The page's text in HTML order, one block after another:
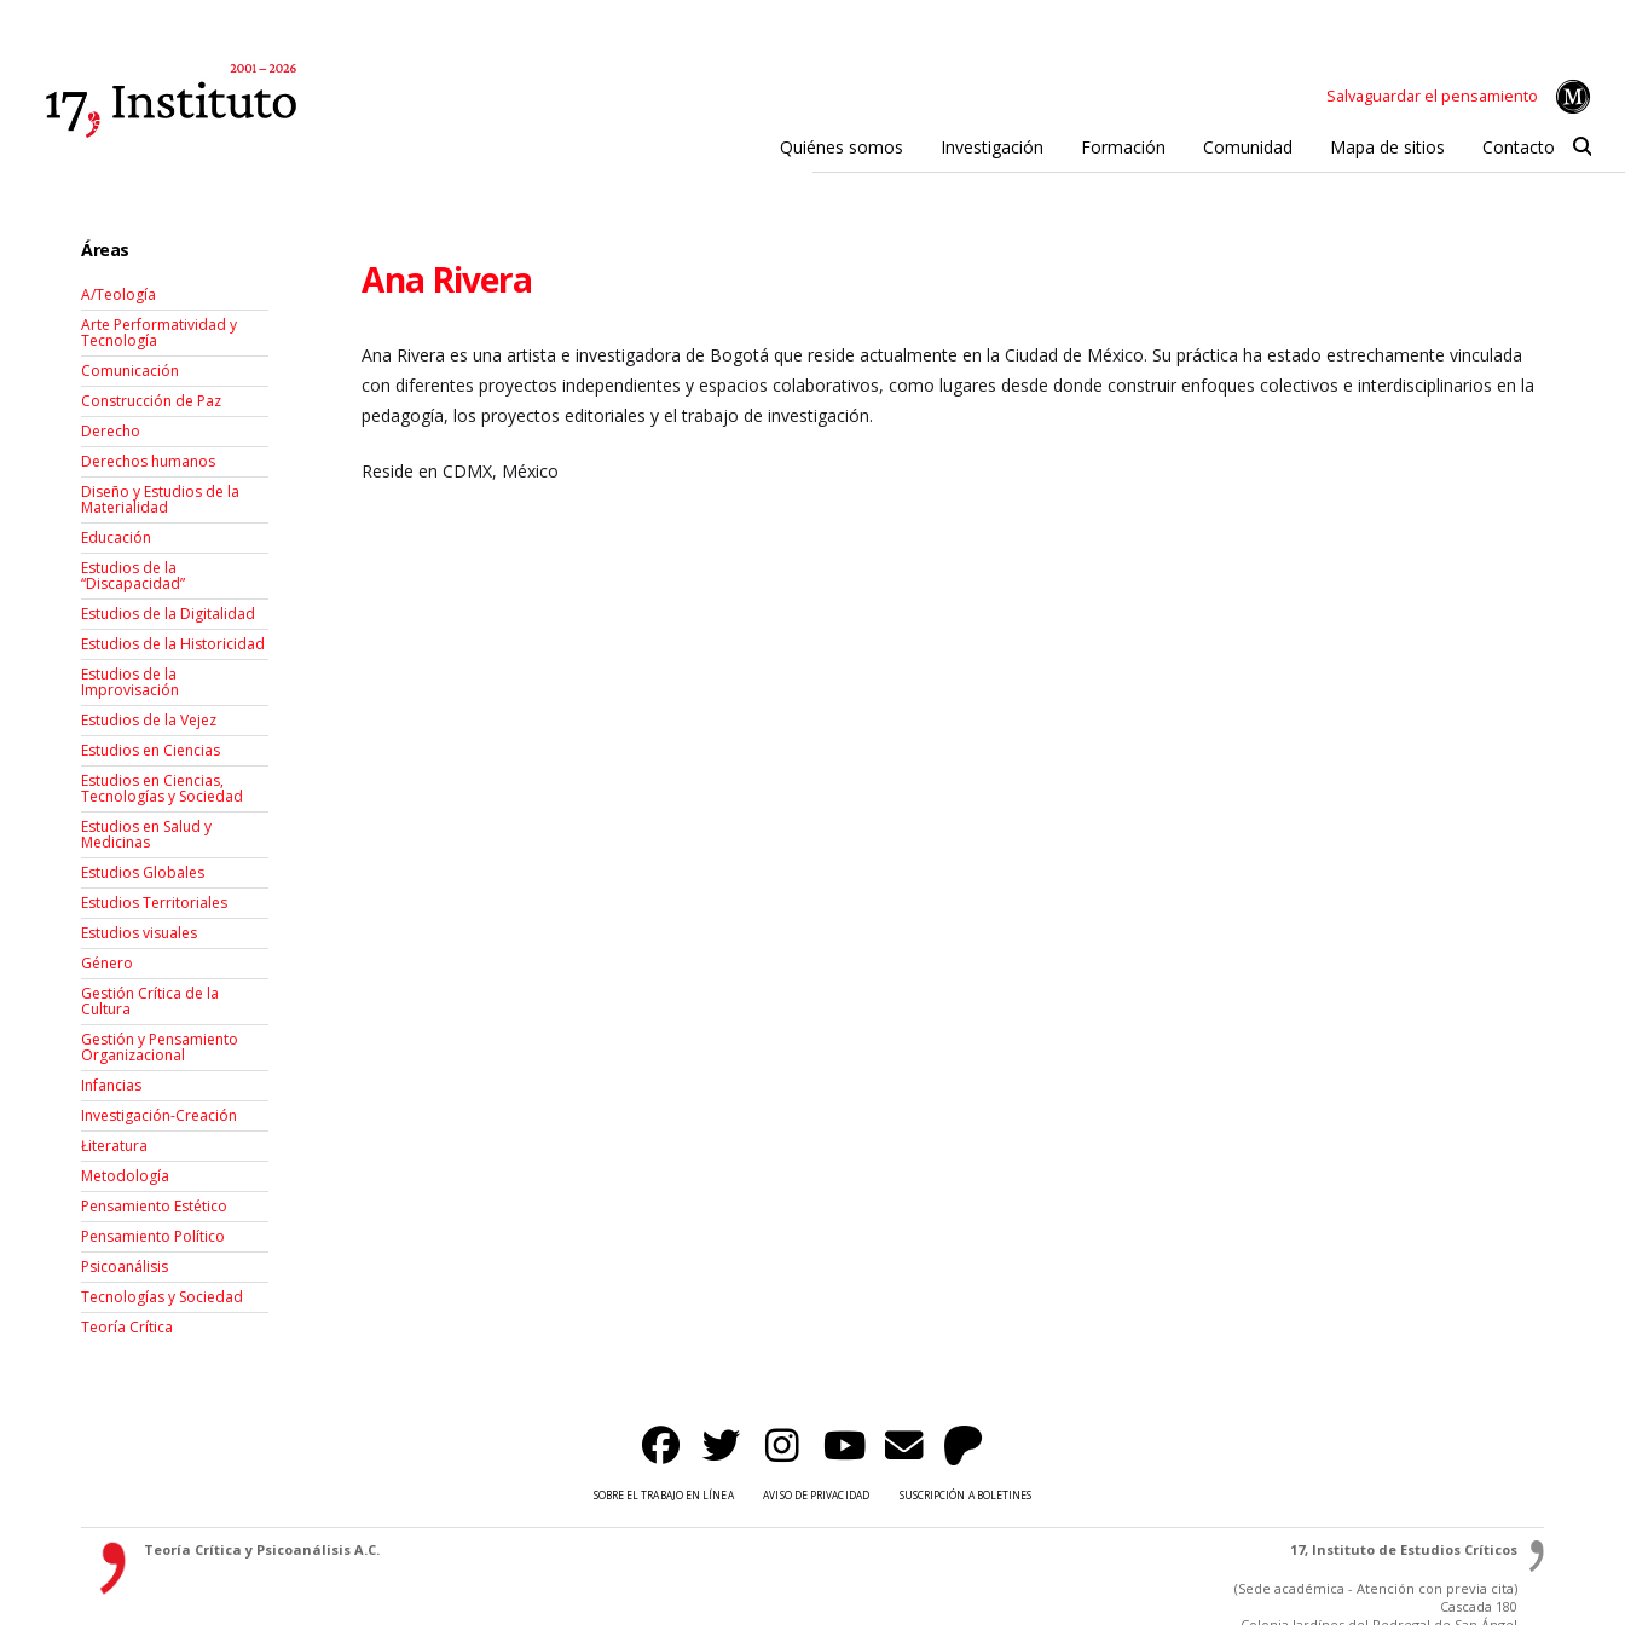
Salvaguardar el pensamiento
Quiénes somos Investigación Formación Comunidad Mapa de sitios Contacto
Ana Rivera
Ana Rivera es una artista e investigadora de Bogotá que reside actualmente en la Ciudad de México. Su práctica ha estado estrechamente vinculada
con diferentes proyectos independientes y espacios colaborativos, como lugares desde donde construir enfoques colectivos e interdisciplinarios en la
pedagogía, los proyectos editoriales y el trabajo de investigación.
Reside en CDMX, México
Áreas
A/Teología
Arte Performatividad y
Tecnología
Comunicación
Construcción de Paz
Derecho
Derechos humanos
Diseño y Estudios de la
Materialidad
Educación
Estudios de la
“Discapacidad”
Estudios de la Digitalidad
Estudios de la Historicidad
Estudios de la
Improvisación
Estudios de la Vejez
Estudios en Ciencias
Estudios en Ciencias,
Tecnologías y Sociedad
Estudios en Salud y
Medicinas
Estudios Globales
Estudios Territoriales
Estudios visuales
Género
Gestión Crítica de la
Cultura
Gestión y Pensamiento
Organizacional
Infancias
Investigación-Creación
Łiteratura
Metodología
Pensamiento Estético
Pensamiento Político
Psicoanálisis
Tecnologías y Sociedad
Teoría Crítica
SOBRE EL TRABAJO EN LÍNEA AVISO DE PRIVACIDAD SUSCRIPCIÓN A BOLETINES
Teoría Crítica y Psicoanálisis A.C. 17, Instituto de Estudios Críticos
(Sede académica - Atención con previa cita)
Cascada 180